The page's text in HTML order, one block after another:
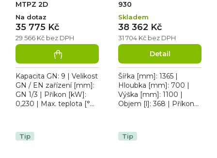
MTPZ 2D
Na dotaz
29 566 Kč bez DPH
35 775 Kč
Kapacita GN: 9 | Velikost
GN / EN zařízení [mm]:
GN 1/3 | Příkon [kW]:
0,230 | Max. teplota [°C]:
chladicí...
930
Skladem
31 704 Kč bez DPH
38 362 Kč
Detail
Šířka [mm]: 1365 |
Hloubka [mm]: 700 |
Výška [mm]: 1100 |
Objem [l]: 368 | Příkon
je v celonerezovém...
Tip Tip